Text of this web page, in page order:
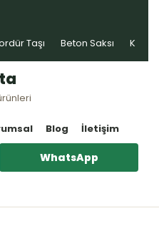
Taşı Beton Saksı Kablo
Blog İletişim
WhatsApp